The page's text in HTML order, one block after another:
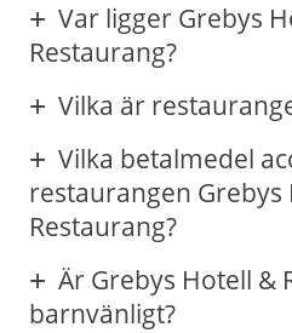
Var ligger Grebys
Restaurang?
Vilka är
Vilka betalmedel
restaurangen Grebys
Restaurang?
Är Grebys Hotell &
barnvänligt?